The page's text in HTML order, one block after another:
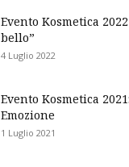
Evento Kosmetica
bello”
4 Luglio 2022
Evento Kosmetica
Emozione
1 Luglio 2021